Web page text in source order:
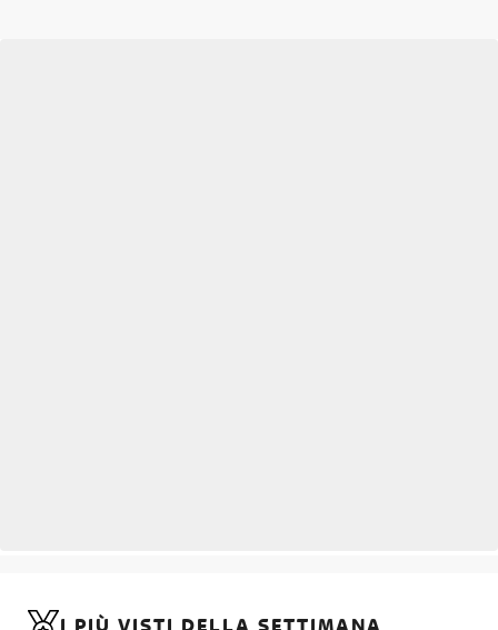
I PIÙ VISTI DELLA SETTIMANA